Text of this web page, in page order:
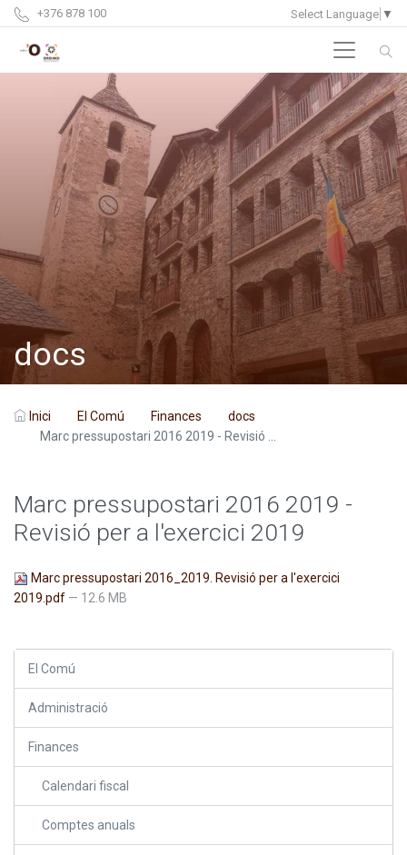
+376 878 100 Select Language ▼
docs
Inici El Comú Finances
docs
Marc pressupostari 2016 2019 - Revisió ...
El Comú
Administració
Finances
Calendari fiscal
Comptes anuals
Marc pressupostari 2016 2019 -
Revisió per a l'exercici 2019
Marc pressupostari 2016_2019. Revisió per a l'exercici
2019.pdf — 12.6 MB